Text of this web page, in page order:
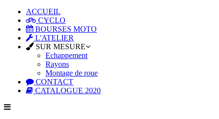
ACCUEIL
CYCLO
BOURSES MOTO
L'ATELIER
SUR MESURE
Echappement
Rayons
Montage de roue
CONTACT
CATALOGUE 2020